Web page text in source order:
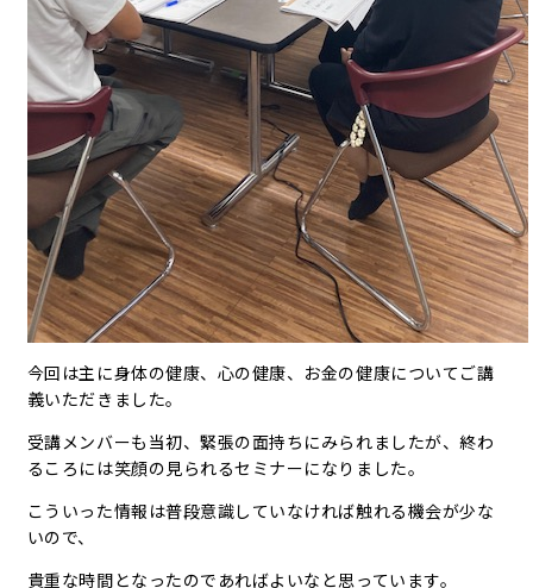
今回は主に身体の健康、心の健康、お金の健康についてご講
義いただきました。
受講メンバーも当初、緊張の面持ちにみられましたが、終わ
るころには笑顔の見られるセミナーになりました。
こういった情報は普段意識していなければ触れる機会が少な
いので、
貴重な時間となったのであればよいなと思っています。